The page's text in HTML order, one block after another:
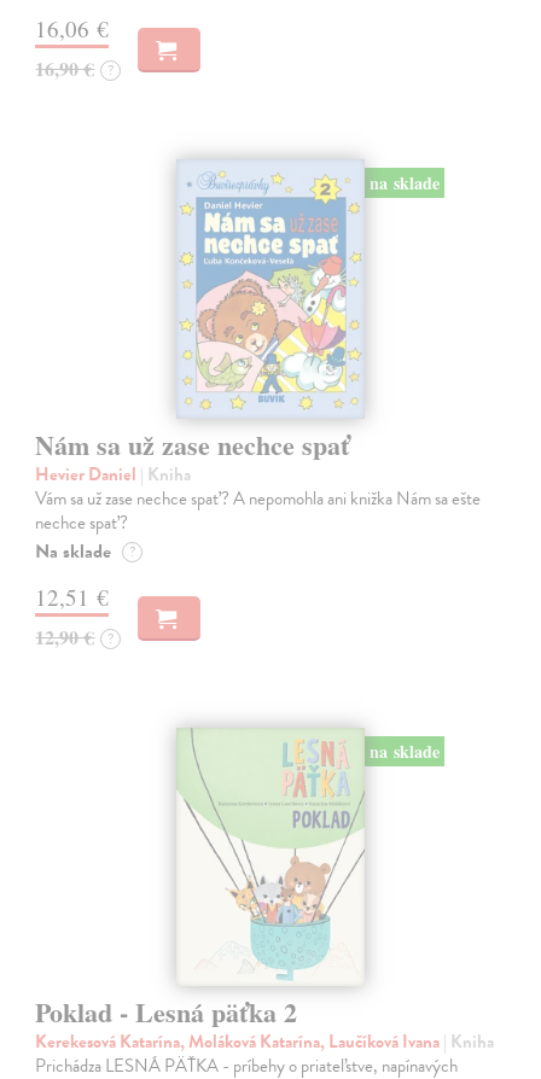
16,06 €
16,90 € ?
na sklade
Nám sa už zase nechce spať
Hevier Daniel | Kniha
Vám sa už zase nechce spať? A nepomohla ani knižka Nám sa ešte
nechce spať?
Na sklade ?
12,51 €
12,90 € ?
na sklade
Poklad - Lesná päťka 2
Kerekesová Katarína, Moláková Katarína, Laučíková Ivana| Kniha
Prichádza LESNÁ PÄŤKA - príbehy o priateľstve, napínavých